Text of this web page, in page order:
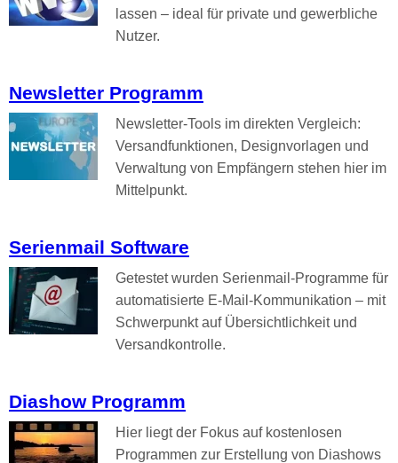
lassen – ideal für private und gewerbliche
Nutzer.
Newsletter Programm
Newsletter-Tools im direkten Vergleich:
Versandfunktionen, Designvorlagen und
Verwaltung von Empfängern stehen hier im
Mittelpunkt.
Serienmail Software
Getestet wurden Serienmail-Programme für
automatisierte E-Mail-Kommunikation – mit
Schwerpunkt auf Übersichtlichkeit und
Versandkontrolle.
Diashow Programm
Hier liegt der Fokus auf kostenlosen
Programmen zur Erstellung von Diashows